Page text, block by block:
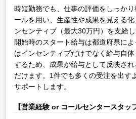
時短勤務でも、仕事の評価をしっか
ールを用い、生産性や成果を見える
ンセンティブ（最大30万円）を支給
開始時のスタート給与は都道府県に
はインセンティブだけでなく給与自
するため、成果が給与として反映さ
だけます。1件でも多くの受注を出す
サポートします。
【営業経験 or コールセンタースタッ